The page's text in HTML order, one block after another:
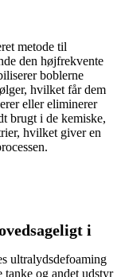
metode til
den højfrekvente
boblerne
hvilket får dem
eller eliminerer
brugt i de kemiske,
hvilket giver en
i
ultralydsdefoaming
og andet udstyr